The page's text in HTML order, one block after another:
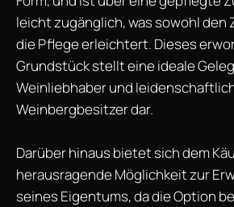
leicht zugänglich, was sowohl den
die Pflege erleichtert. Dieses
Grundstück stellt eine ideale
Weinliebhaber und
Weinbergbesitzer dar.
Darüber hinaus bietet sich dem
herausragende Möglichkeit zur
seines Eigentums, da die Option